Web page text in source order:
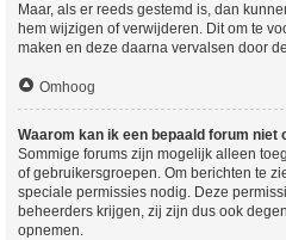
Maar, als er reeds gestemd is, dan
hem wijzigen of verwijderen. Dit om te
maken en deze daarna vervalsen door
Omhoog
Waarom kan ik een bepaald forum niet
Sommige forums zijn mogelijk alleen
of gebruikersgroepen. Om berichten te
speciale permissies nodig. Deze
beheerders krijgen, zij zijn dus ook
opnemen.